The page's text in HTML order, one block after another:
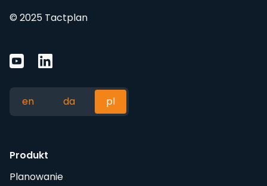
© 2025 Tactplan
en da pl
Produkt
Planowanie